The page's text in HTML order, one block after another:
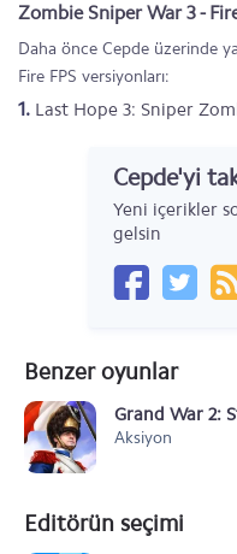
Zombie Sniper War 3 -
Daha önce Cepde üzerinde
Fire FPS versiyonları:
1. Last Hope 3: Sniper
Cepde'yi
Yeni içerikler
gelsin
Benzer oyunlar
Grand War 2:
Aksiyon
Editörün seçimi